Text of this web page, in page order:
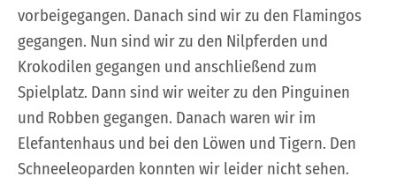
vorbeigegangen. Danach sind wir zu den Flamingos
gegangen. Nun sind wir zu den Nilpferden und
Krokodilen gegangen und anschließend zum
Spielplatz. Dann sind wir weiter zu den Pinguinen
und Robben gegangen. Danach waren wir im
Elefantenhaus und bei den Löwen und Tigern. Den
Schneeleoparden konnten wir leider nicht sehen.